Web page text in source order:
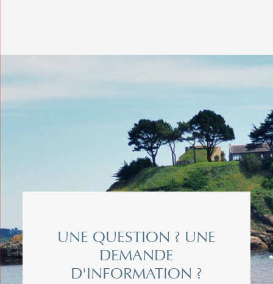
UNE QUESTION ? UNE
DEMANDE
D'INFORMATION ?
Prénom*